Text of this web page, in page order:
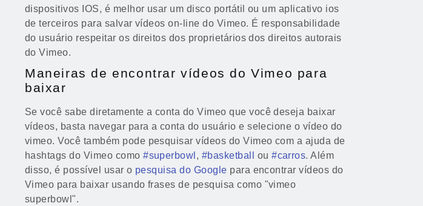
dispositivos IOS, é melhor usar um disco portátil ou um aplicativo ios
de terceiros para salvar vídeos on-line do Vimeo. É responsabilidade
do usuário respeitar os direitos dos proprietários dos direitos autorais
do Vimeo.
Maneiras de encontrar vídeos do Vimeo para
baixar
Se você sabe diretamente a conta do Vimeo que você deseja baixar
vídeos, basta navegar para a conta do usuário e selecione o vídeo do
vimeo. Você também pode pesquisar vídeos do Vimeo com a ajuda de
hashtags do Vimeo como#superbowl , #basketball ou#carros. Além
disso, é possível usar o pesquisa do Google para encontrar vídeos do
Vimeo para baixar usando frases de pesquisa como "vimeo
superbowl".